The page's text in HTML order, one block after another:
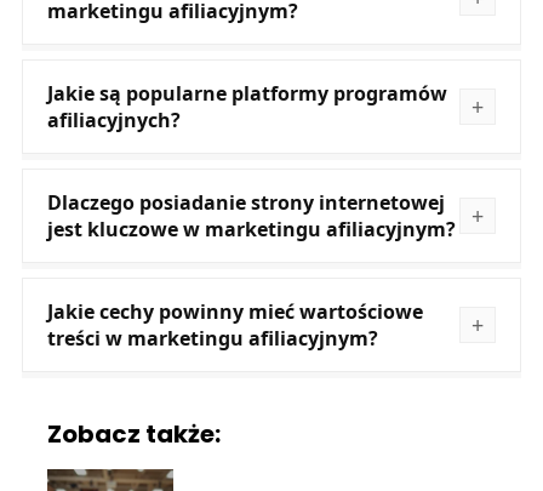
marketingu afiliacyjnym?
Jakie są popularne platformy programów
afiliacyjnych?
Dlaczego posiadanie strony internetowej
jest kluczowe w marketingu afiliacyjnym?
Jakie cechy powinny mieć wartościowe
treści w marketingu afiliacyjnym?
Zobacz także: